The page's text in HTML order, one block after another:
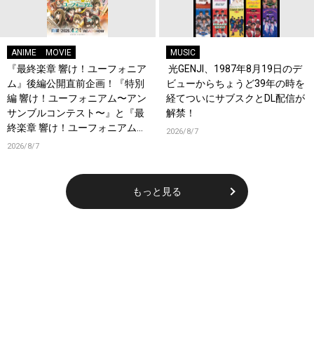
ANIME MOVIE
『最終楽章 響け！ユーフォニア
ム』後編公開直前企画！『特別
編 響け！ユーフォニアム〜アン
サンブルコンテスト〜』と『最
終楽章 響け！ユーフォニアム』
前編の一挙上映が決定！
2026/8/7
MUSIC
光GENJI、1987年8月19日のデ
ビューからちょうど39年の時を
経てついにサブスクとDL配信が
解禁！
2026/8/7
もっと見る